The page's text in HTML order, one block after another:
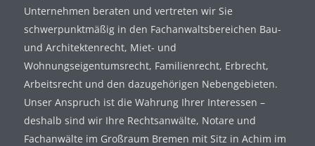
Unternehmen beraten und vertreten wir Sie
schwerpunktmäßig in den Fachanwaltsbereichen Bau-
und Architektenrecht, Miet- und
Wohnungseigentumsrecht, Familienrecht, Erbrecht,
Arbeitsrecht und den dazugehörigen Nebengebieten.
Unser Anspruch ist die Wahrung Ihrer Interessen –
deshalb sind wir Ihre Rechtsanwälte, Notare und
Fachanwälte im Großraum Bremen mit Sitz in Achim im